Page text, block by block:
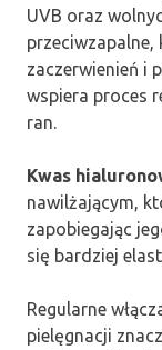
UVB oraz
zaczerwienień i
wspiera proces
ran.
Kwas
nawilżającym,
zapobiegając
się bardziej
Regularne
pielęgnacji